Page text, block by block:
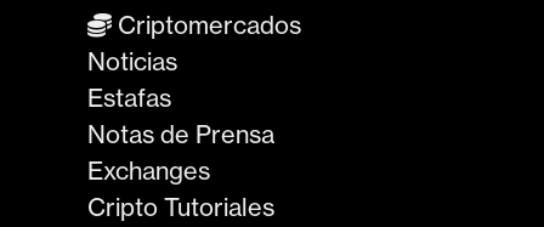
Criptomercados
Noticias
Estafas
Notas de Prensa
Exchanges
Cripto Tutoriales